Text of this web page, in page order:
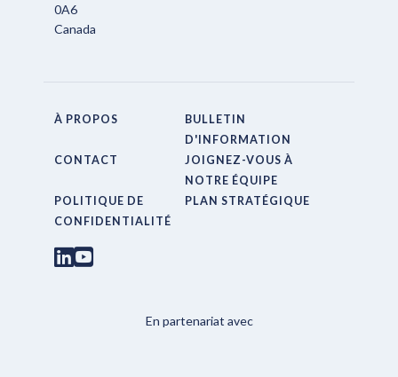
0A6
Canada
À PROPOS
BULLETIN
D'INFORMATION
CONTACT
JOIGNEZ-VOUS À
NOTRE ÉQUIPE
POLITIQUE DE
CONFIDENTIALITÉ
PLAN STRATÉGIQUE
En partenariat avec